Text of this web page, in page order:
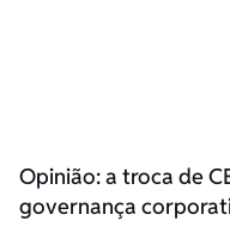
Opinião: a troca de
governança